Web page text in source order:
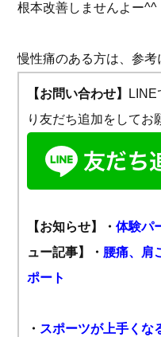
根本改善しませんよー^^
慢性痛のある方は、参考
【お問い合わせ】
り友だち追加をしてお
【お知らせ】 ・体験パ
ュー記事】
・ 腰痛、肩
ポート
・ スポーツが上手くな